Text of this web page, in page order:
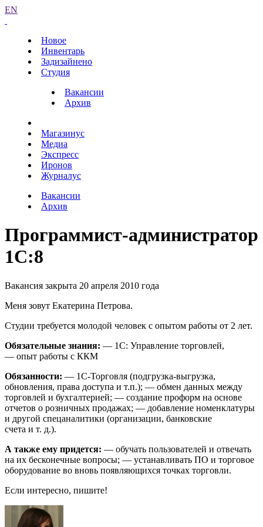
EN
Новое
Инвентарь
Задизайнено
Студия
Вакансии
Архив
Магазинус
Медиа
Экспресс
Иронов
Журналус
Вакансии
Архив
Программист-администратор
1С:8
Вакансия закрыта 20 апреля 2010 года
Меня зовут Екатерина Петрова.
Студии требуется молодой человек с опытом работы от 2 лет.
Обязательные знания: — 1С: Управление торговлей,
— опыт работы с ККМ
Обязанности: — 1С-Торговля (подгрузка-выгрузка,
обновления, права доступа и т.п.); — обмен данных между
торговлей и бухгалтерией; — создание проформ на основе
отчетов о розничных продажах; — добавление номенклатуры
и другой спецаналитики (организации, банковские
счета и т. д.).
А также ему придется: — обучать пользователей и отвечать
на их бесконечные вопросы; — устанавливать ПО и торговое
оборудование во вновь появляющихся точках торговли.
Если интересно, пишите!